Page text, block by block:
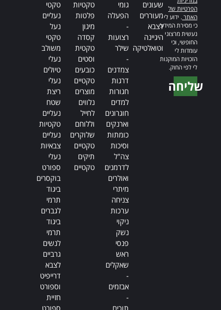
הפרטיות של
האתר. ידוע לי
כי מסירת המידע
נעשית מרצוני
החופשי, וכי
עומדות לי
הזכויות המוקנות
לי לפי החוק.
שליחה
שעונים
מעוררים
לצבא
היגיינה
וטואלטיקה
גומי
הפעלה
-
רצועות
שילר
-
צמדנים
דרגות
חגורות
למדים
חוגרונים
וארנקים
כומתות
וסיכות
צה"ל
לדרמנים
ואולרים
מיתרי
צניחה
ערכות
ניקוי
נשק
פנסי
ראש
שאקלים
-
אבזמים
-
טקטיות
פלטות
מיגון
קסדה
טקטית
וסטים
כובעים
טקטיים
מוצרים
נלווים
לחייל
וללוחם
שלוקרים
טקטיים
תיקים
טקטיים
טקטי
נעליים
נעל
טקטי
משולב
נעלי
טיולים
נעלי
ריצת
שטח
נעליים
טקטיות
נעליים
צבאיות
נעלי
ספורט
בוקסרים
ביגוד
תרמי
לגברים
ביגוד
תרמי
לנשים
גרביים
לצבא
דרייפיט
וספורט
חזיית